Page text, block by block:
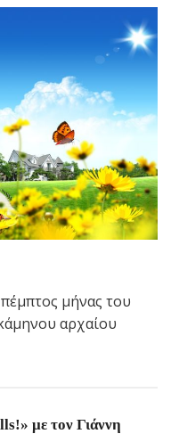
μήνας του
αρχαίου
με τον Γιάννη